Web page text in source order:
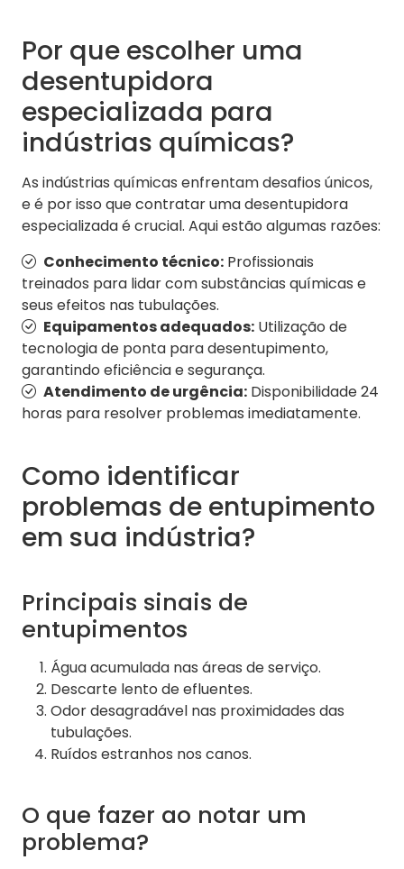
Por que escolher uma
desentupidora
especializada para
indústrias químicas?
As indústrias químicas enfrentam desafios únicos,
e é por isso que contratar uma desentupidora
especializada é crucial. Aqui estão algumas razões:
Conhecimento técnico: Profissionais
treinados para lidar com substâncias químicas e
seus efeitos nas tubulações.
Equipamentos adequados: Utilização de
tecnologia de ponta para desentupimento,
garantindo eficiência e segurança.
Atendimento de urgência: Disponibilidade 24
horas para resolver problemas imediatamente.
Como identificar
problemas de entupimento
em sua indústria?
Principais sinais de
entupimentos
Água acumulada nas áreas de serviço.
Descarte lento de efluentes.
Odor desagradável nas proximidades das
tubulações.
Ruídos estranhos nos canos.
O que fazer ao notar um
problema?